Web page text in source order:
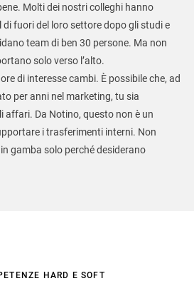
Molti dei nostri colleghi hanno
fuori del loro settore dopo gli studi e
team di ben 30 persone. Ma non
solo verso l’alto.
di interesse cambi. È possibile che, ad
per anni nel marketing, tu sia
Da Notino, questo non è un
i trasferimenti interni. Non
gamba solo perché desiderano
HARD E SOFT